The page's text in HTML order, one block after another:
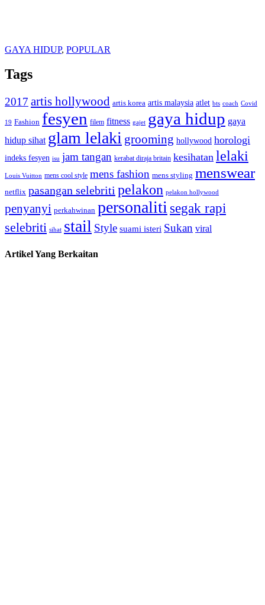
GAYA HIDUP, POPULAR
Tags
2017 artis hollywood artis korea artis malaysia atlet bts coach Covid
19 Fashion fesyen filem fitness gajet gaya hidup gaya
hidup sihat glam lelaki grooming hollywood horologi
indeks fesyen isu jam tangan kerabat diraja britain kesihatan lelaki
Louis Vuitton mens cool style mens fashion mens styling menswear
netflix pasangan selebriti pelakon pelakon hollywood
penyanyi perkahwinan personalitisegak rapi
selebriti sihat stail Style suami isteri Sukan viral
Artikel Yang Berkaitan